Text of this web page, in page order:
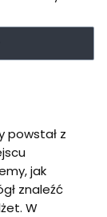
powstał z
jak
znaleźć
W